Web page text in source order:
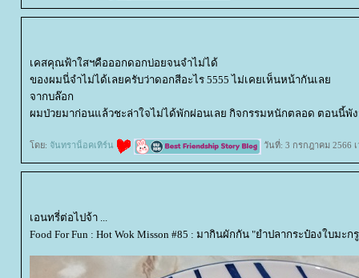
เคสคุณฟ้าใสฯคือออกดอกบ่อยจนจำไม่ได้
ของผมนี่จำไม่ได้เลยครับว่าดอกสีอะไร 5555 ไม่เคยเห็นหน้ากันเล
จากบล๊อก
ผมป่วยมาก่อนแล้วชะล่าใจไม่ได้พักผ่อนเลย กิจกรรมหนักตลอด ตอนนี้พั
ดย: จันทราน็อคเทิร์น วันที่: 3 กรกฎาคม 2566
เอนทรี่ต่อไปจ้า ...
Food For Fun : Hot Wok Misson #85 : มากินผักกัน "ยำปลากระป๋องใบมะ